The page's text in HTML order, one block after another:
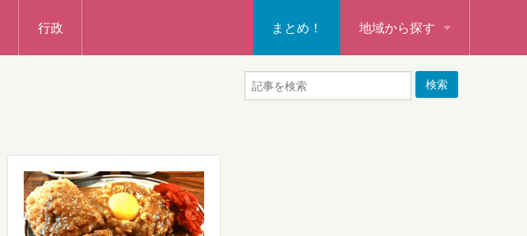
行政 まとめ！ 地域から探す
秩父・飯能・秩父郡